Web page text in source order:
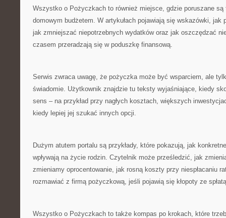
Wszystko o Pożyczkach to również miejsce, gdzie poruszane są
domowym budżetem. W artykułach pojawiają się wskazówki, jak
jak zmniejszać niepotrzebnych wydatków oraz jak oszczędzać
czasem przeradzają się w poduszkę finansową.
Serwis zwraca uwagę, że pożyczka może być wsparciem, ale
świadomie. Użytkownik znajdzie tu teksty wyjaśniające, kiedy
sens – na przykład przy nagłych kosztach, większych
kiedy lepiej jej szukać innych opcji.
Dużym atutem portalu są przykłady, które pokazują, jak
wpływają na życie rodzin. Czytelnik może prześledzić, jak
zmieniamy oprocentowanie, jak rosną koszty przy niespłacaniu
rozmawiać z firmą pożyczkową, jeśli pojawią się kłopoty ze
Wszystko o Pożyczkach to także kompas po krokach, które